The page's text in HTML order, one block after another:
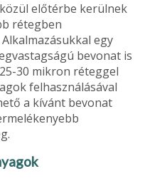
előtérbe kerülnek
rétegben
egy
bevonat is
30 mikron réteggel
fel­használásával
a kívánt bevonat